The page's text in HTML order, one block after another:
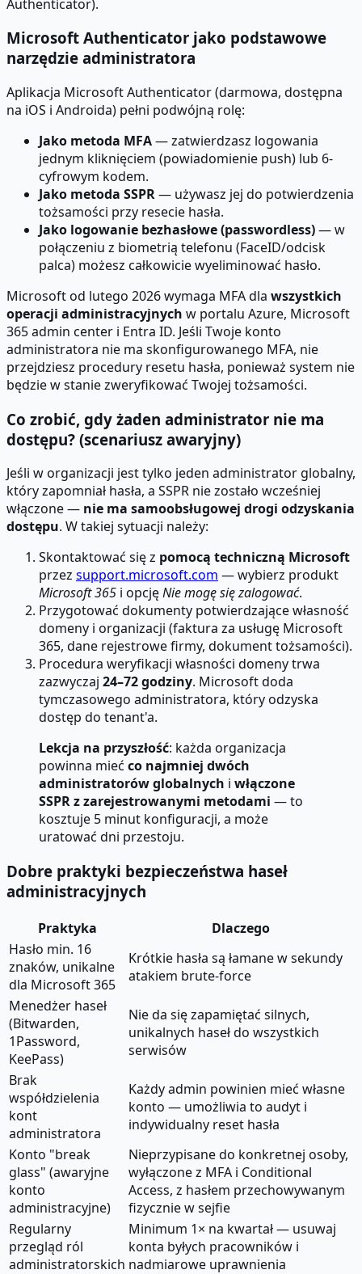
Authenticator).
Microsoft Authenticator jako podstawowe
narzędzie administratora
Aplikacja Microsoft Authenticator (darmowa, dostępna
na iOS i Androida) pełni podwójną rolę:
Jako metoda MFA— zatwierdzasz logowania
jednym kliknięciem (powiadomienie push) lub 6-
cyfrowym kodem.
Jako metoda SSPR— używasz jej do potwierdzenia
tożsamości przy resecie hasła.
Jako logowanie bezhasłowe (passwordless)— w
połączeniu z biometrią telefonu (FaceID/odcisk
palca) możesz całkowicie wyeliminować hasło.
Microsoft od lutego 2026 wymaga MFA dla wszystkich
operacji administracyjnych w portalu Azure, Microsoft
365 admin center i Entra ID. Jeśli Twoje konto
administratora nie ma skonfigurowanego MFA, nie
przejdziesz procedury resetu hasła, ponieważ system nie
będzie w stanie zweryfikować Twojej tożsamości.
Co zrobić, gdy żaden administrator nie ma
dostępu? (scenariusz awaryjny)
Jeśli w organizacji jest tylko jeden administrator globalny,
który zapomniał hasła, a SSPR nie zostało wcześniej
włączone — nie ma samoobsługowej drogi odzyskania
dostępu. W takiej sytuacji należy:
Skontaktować się z pomocą techniczną Microsoft
przez support.microsoft.com — wybierz produkt
Microsoft 365 i opcjęNie mogę się zalogować.
Przygotować dokumenty potwierdzające własność
domeny i organizacji (faktura za usługę Microsoft
365, dane rejestrowe firmy, dokument tożsamości).
Procedura weryfikacji własności domeny trwa
zazwyczaj 24–72 godziny. Microsoft doda
tymczasowego administratora, który odzyska
dostęp do tenant'a.
Lekcja na przyszłość: każda organizacja
powinna mieć co najmniej dwóch
administratorów globalnych i włączone
SSPR z zarejestrowanymi metodami — to
kosztuje 5 minut konfiguracji, a może
uratować dni przestoju.
Dobre praktyki bezpieczeństwa haseł
administracyjnych
Praktyka
Dlaczego
Hasło min. 16
znaków, unikalne
dla Microsoft 365
Krótkie hasła są łamane w sekundy
atakiem brute-force
Menedżer haseł
(Bitwarden,
1Password,
KeePass)
Nie da się zapamiętać silnych,
unikalnych haseł do wszystkich
serwisów
Brak
współdzielenia
kont
administratora
Każdy admin powinien mieć własne
konto — umożliwia to audyt i
indywidualny reset hasła
Konto "break
glass" (awaryjne
konto
administracyjne)
Nieprzypisane do konkretnej osoby,
wyłączone z MFA i Conditional
Access, z hasłem przechowywanym
fizycznie w sejfie
Regularny
przegląd ról
administratorskich
Minimum 1× na kwartał — usuwaj
konta byłych pracowników i
nadmiarowe uprawnienia